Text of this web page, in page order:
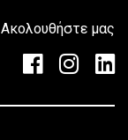
Ακολουθήστε μας